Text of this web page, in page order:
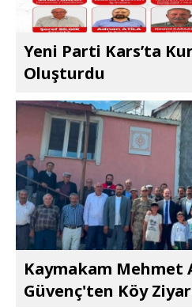
Yeni Parti Kars’ta
Oluşturdu
Kaymakam Mehmet
Güvenç'ten Köy